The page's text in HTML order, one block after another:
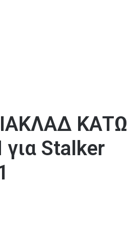
ΚΑΤΩ
για Stalker